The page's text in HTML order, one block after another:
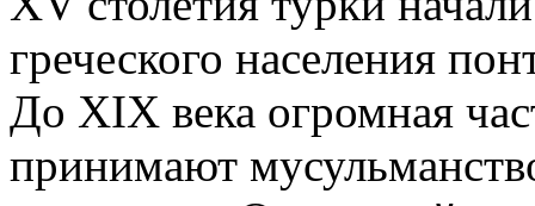
греческого населения
До XIХ века огромная
принимают